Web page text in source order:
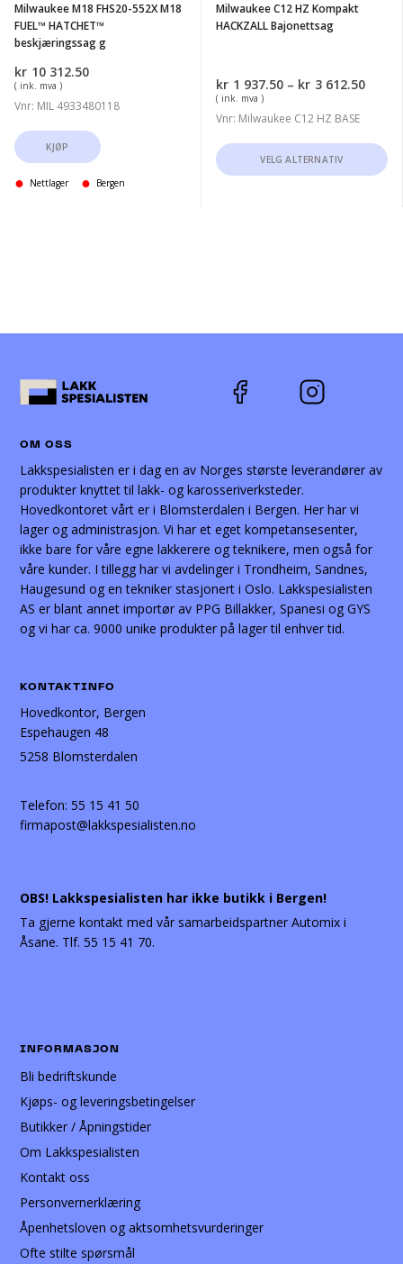
beskjæringssag
g
Milwaukee M18 FHS20-552X M18
FUEL™ HATCHET™
beskjæringssag g
kr 10 312.50
( ink. mva )
Vnr: MIL 4933480118
KJØP
Nettlager Bergen
Milwaukee C12 HZ Kompakt
HACKZALL Bajonettsag
kr 1 937.50 – kr 3 612.50
kr3
612.50
( ink. mva )
Vnr: Milwaukee C12 HZ BASE
VELG ALTERNATIV
Dette
produktet
på
OM OSS
Lakkspesialisten er i dag en av Norges største leverandører av
produkter knyttet til lakk- og karosseriverksteder.
Hovedkontoret vårt er i Blomsterdalen i Bergen. Her har vi
lager og administrasjon. Vi har et eget kompetansesenter,
ikke bare for våre egne lakkerere og teknikere, men også for
våre kunder. I tillegg har vi avdelinger i Trondheim, Sandnes,
Haugesund og en tekniker stasjonert i Oslo. Lakkspesialisten
AS er blant annet importør av PPG Billakker, Spanesi og GYS
og vi har ca. 9000 unike produkter på lager til enhver tid.
KONTAKTINFO
Hovedkontor, Bergen
Espehaugen 48
5258 Blomsterdalen
Telefon:55 15 41 50
firmapost@lakkspesialisten.no
OBS! Lakkspesialisten har ikke butikk i Bergen!
Ta gjerne kontakt med vår samarbeidspartner Automix i
Åsane. Tlf. 55 15 41 70.
INFORMASJON
Bli bedriftskunde
Kjøps- og leveringsbetingelser
Butikker / Åpningstider
Om Lakkspesialisten
Kontakt oss
Personvernerklæring
Åpenhetsloven og aktsomhetsvurderinger
Ofte stilte spørsmål